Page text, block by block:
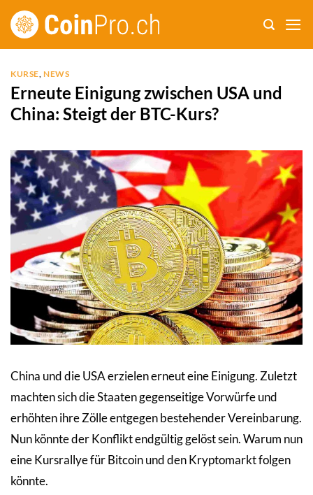
Zum
Inhalt
KURSE,NEWS
Erneute Einigung zwischen USA und
China: Steigt der BTC-Kurs?
China und die USA erzielen erneut eine Einigung. Zuletzt
machten sich die Staaten gegenseitige Vorwürfe und
erhöhten ihre Zölle entgegen bestehender Vereinbarung.
Nun könnte der Konflikt endgültig gelöst sein. Warum nun
eine Kursrallye für Bitcoin und den Kryptomarkt folgen
könnte.